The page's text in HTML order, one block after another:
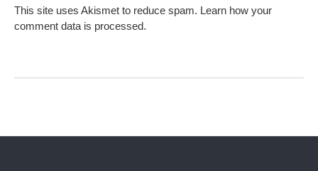
This site uses Akismet to reduce spam. Learn how your
comment data is processed.